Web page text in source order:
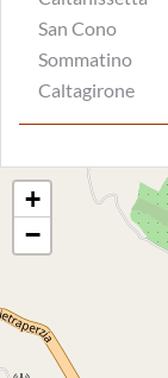
San Cono
Sommatino
Caltagirone
+
−